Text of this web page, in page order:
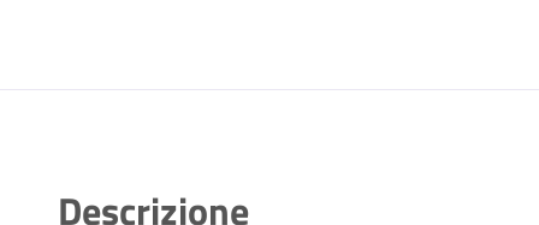
Descrizione